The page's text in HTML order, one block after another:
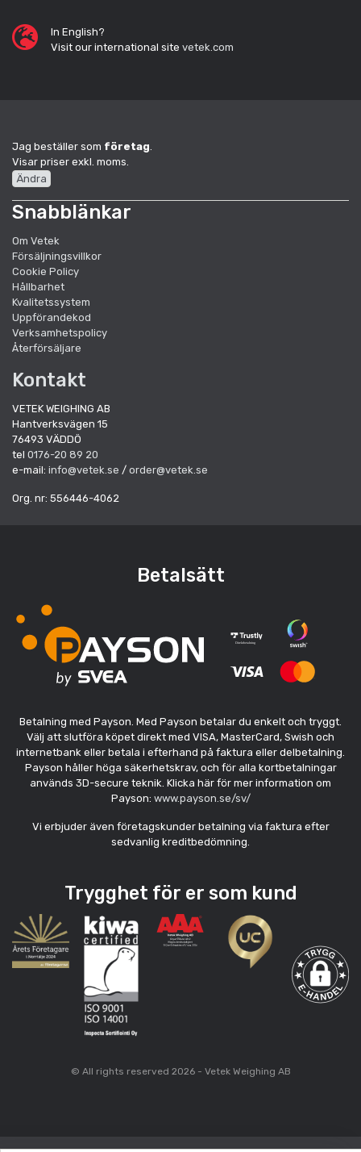
In English?
Visit our international site vetek.com
Jag beställer som företag.
Visar priser exkl. moms.
Ändra
Snabblänkar
Om Vetek
Försäljningsvillkor
Cookie Policy
Hållbarhet
Kvalitetssystem
Uppförandekod
Verksamhetspolicy
Återförsäljare
Kontakt
VETEK WEIGHING AB
Hantverksvägen 15
76493 VÄDDÖ
tel 0176-20 89 20
e-mail: info@vetek.se / order@vetek.se
Org. nr: 556446-4062
Betalsätt
Betalning med Payson. Med Payson betalar du enkelt och tryggt.
Välj att slutföra köpet direkt med VISA, MasterCard, Swish och
internetbank eller betala i efterhand på faktura eller delbetalning.
Payson håller höga säkerhetskrav, och för alla kortbetalningar
används 3D-secure teknik. Klicka här för mer information om
Payson: www.payson.se/sv/
Vi erbjuder även företagskunder betalning via faktura efter
sedvanlig kreditbedömning.
Trygghet för er som kund
© All rights reserved 2026 - Vetek Weighing AB